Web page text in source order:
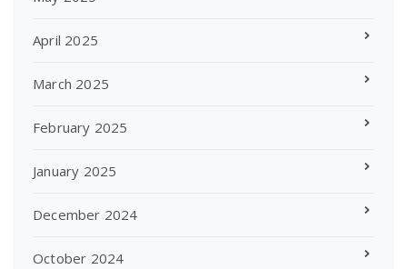
April 2025
March 2025
February 2025
January 2025
December 2024
October 2024